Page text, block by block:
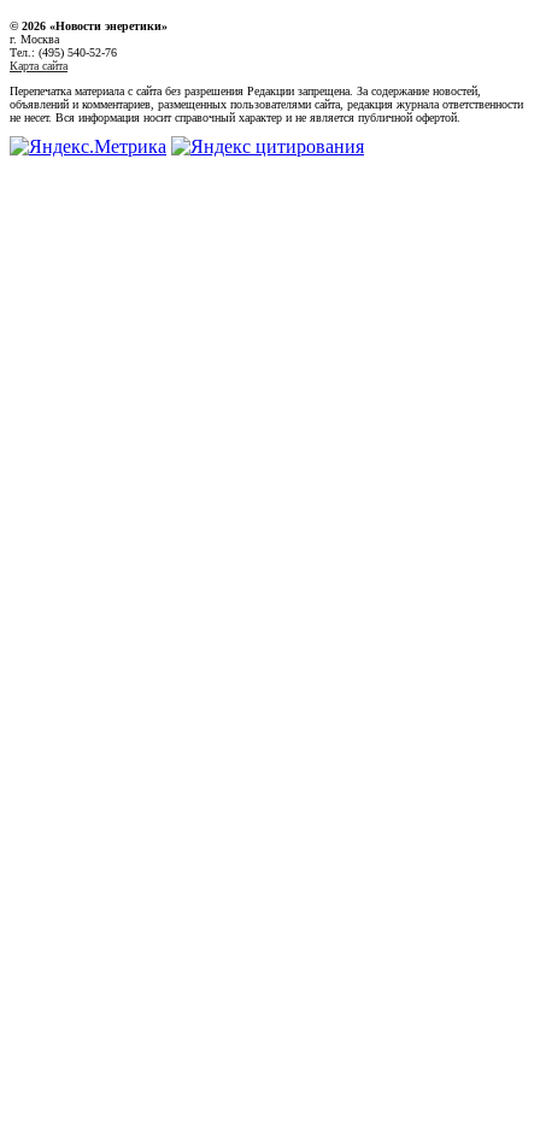
© 2026 «Новости энеретики»
г. Москва
Тел.: (495) 540-52-76
Карта сайта
Перепечатка материала с сайта без разрешения Редакции запрещена. За содержание новостей,
объявлений и комментариев, размещенных пользователями сайта, редакция журнала ответственности
не несет. Вся информация носит справочный характер и не является публичной офертой.